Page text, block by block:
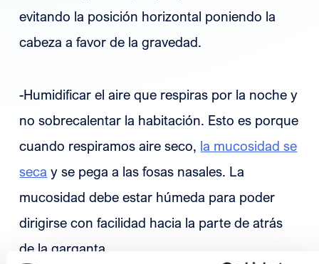
evitando la posición horizontal poniendo la
cabeza a favor de la gravedad.
-Humidificar el aire que respiras por la noche y
no sobrecalentar la habitación. Esto es porque
cuando respiramos aire seco, la mucosidad se
seca y se pega a las fosas nasales. La
mucosidad debe estar húmeda para poder
dirigirse con facilidad hacia la parte de atrás
de la garganta.